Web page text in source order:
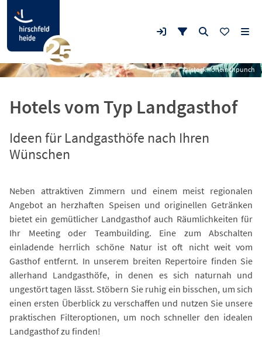
© istock - oneinchpunch
Hotels vom Typ Landgasthof
Ideen für Landgasthöfe nach Ihren
Wünschen
Neben attraktiven Zimmern und einem meist regionalen
Angebot an herzhaften Speisen und originellen Getränken
bietet ein gemütlicher Landgasthof auch Räumlichkeiten für
Ihr Meeting oder Teambuilding. Eine zum Abschalten
einladende herrlich schöne Natur ist oft nicht weit vom
Gasthof entfernt. In unserem breiten Repertoire finden Sie
allerhand Landgasthöfe, in denen es sich naturnah und
ungestört tagen lässt. Stöbern Sie ruhig ein bisschen, um sich
einen ersten Überblick zu verschaffen und nutzen Sie unsere
praktischen Filteroptionen, um noch schneller den idealen
Landgasthof zu finden!